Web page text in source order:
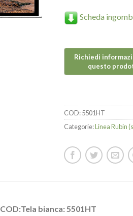
Scheda
COD:5501HT
Categorie:Linea Rubin
COD:Tela bianca: 5501HT